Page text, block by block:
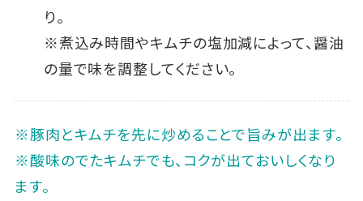
り。
※煮込み時間やキムチの塩加減によって、醤油
の量で味を調整してください。
※豚肉とキムチを先に炒めることで旨みが出ます。
※酸味のでたキムチでも、コクが出ておいしくなり
ます。